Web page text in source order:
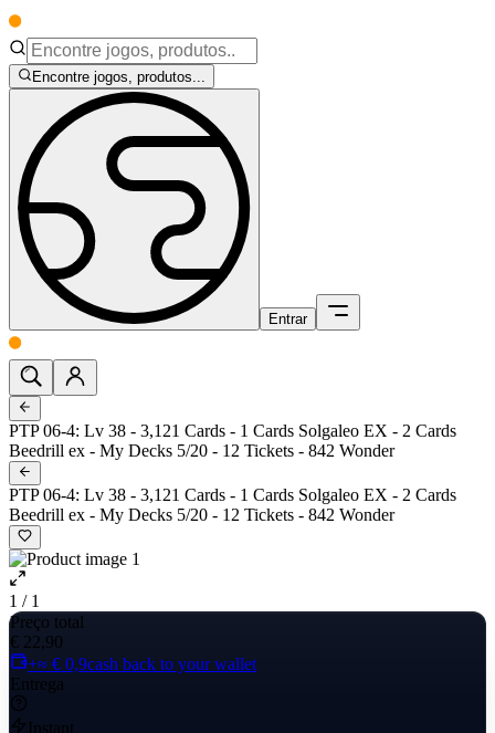
Encontre jogos, produtos...
Entrar
PTP 06-4: Lv 38 - 3,121 Cards - 1 Cards Solgaleo EX - 2 Cards
Beedrill ex - My Decks 5/20 - 12 Tickets - 842 Wonder
PTP 06-4: Lv 38 - 3,121 Cards - 1 Cards Solgaleo EX - 2 Cards
Beedrill ex - My Decks 5/20 - 12 Tickets - 842 Wonder
1 / 1
Preço total
€ 22,90
+≈ € 0,9cash back to your wallet
Entrega
Instant